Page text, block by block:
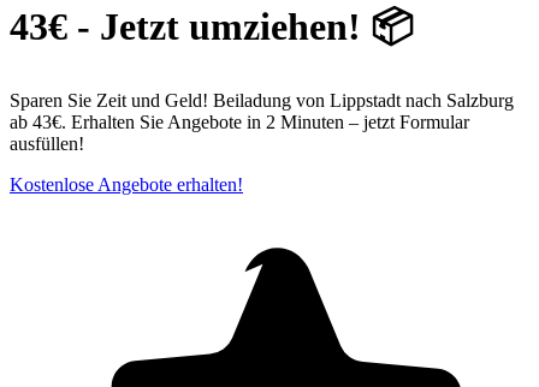
43€ - Jetzt umziehen! 📦
Sparen Sie Zeit und Geld! Beiladung von Lippstadt nach Salzburg
ab 43€. Erhalten Sie Angebote in 2 Minuten – jetzt Formular
ausfüllen!
Kostenlose Angebote erhalten!